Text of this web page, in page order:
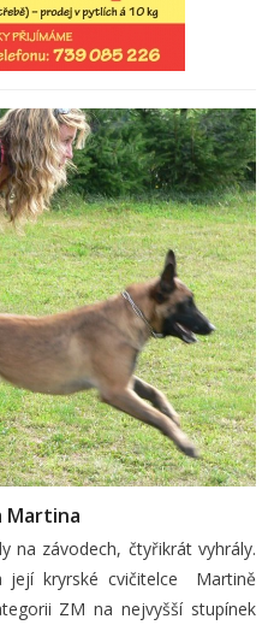
Martina
na závodech, čtyřikrát vyhrály.
kryrské cvičitelce Martině
ZM na nejvyšší stupínek